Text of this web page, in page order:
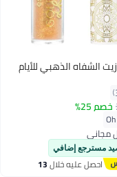
الشفاه الذهبي للأيام
خصم 25%
مجاني
مجاني
احصل عليه خلال13